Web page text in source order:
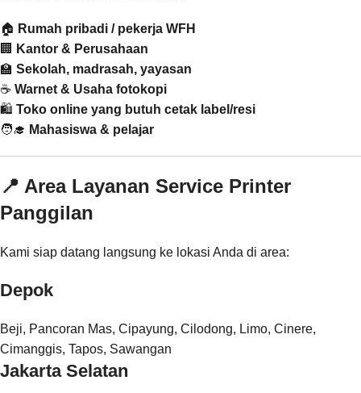
🏠 Rumah pribadi / pekerja WFH
🏢
Kantor & Perusahaan
🏫 Sekolah, madrasah, yayasan
☕ Warnet & Usaha fotokopi
🛍️ Toko online yang butuh cetak label/resi
🧑‍🎓 Mahasiswa & pelajar
📍 Area Layanan Service Printer
Panggilan
Kami siap datang langsung ke lokasi Anda di area:
Depok
Beji, Pancoran Mas, Cipayung, Cilodong, Limo, Cinere,
Cimanggis, Tapos, Sawangan
Jakarta Selatan